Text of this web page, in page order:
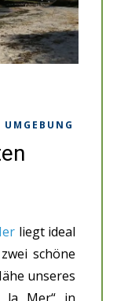
liegt ideal
schöne
unseres